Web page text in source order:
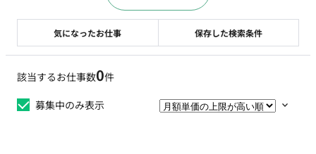
該当するお仕事数0件
募集中のみ表示
気になったお仕事 保存した検索条件